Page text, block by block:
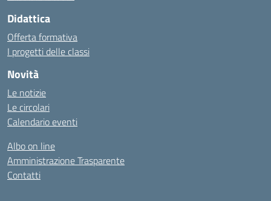
Didattica
Offerta formativa
I progetti delle classi
Novità
Le notizie
Le circolari
Calendario eventi
Albo on line
Amministrazione Trasparente
Contatti